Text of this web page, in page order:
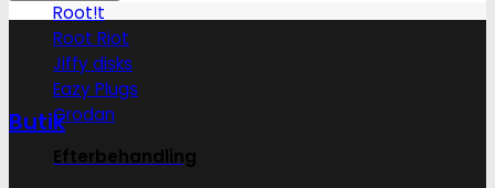
Root!t
Root Riot
Jiffy disks
Eazy Plugs
Grodan
Efterbehandling
Butik